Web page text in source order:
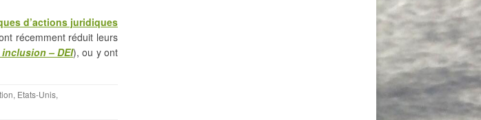
d’actions juridiques
récemment réduit leurs
– DEI), ou y ont
, Etats-Unis,